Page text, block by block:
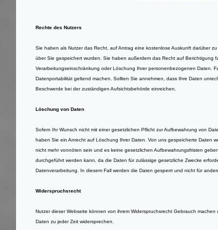
Rechte des Nutzers
Sie haben als Nutzer das Recht, auf Antrag eine kostenlose Auskunft darüber
über Sie gespeichert wurden. Sie haben außerdem das Recht auf Berichtigung
Verarbeitungseinschränkung oder Löschung Ihrer personenbezogenen Daten.
Datenportabilität geltend machen. Sollten Sie annehmen, dass Ihre Daten
Beschwerde bei der zuständigen Aufsichtsbehörde einreichen.
Löschung von Daten
Sofern Ihr Wunsch nicht mit einer gesetzlichen Pflicht zur Aufbewahrung von
haben Sie ein Anrecht auf Löschung Ihrer Daten. Von uns gespeicherte Daten
nicht mehr vonnöten sein und es keine gesetzlichen Aufbewahrungsfristen
durchgeführt werden kann, da die Daten für zulässige gesetzliche Zwecke
Datenverarbeitung. In diesem Fall werden die Daten gesperrt und nicht für
Widerspruchsrecht
Nutzer dieser Webseite können von ihrem Widerspruchsrecht Gebrauch
Daten zu jeder Zeit widersprechen.